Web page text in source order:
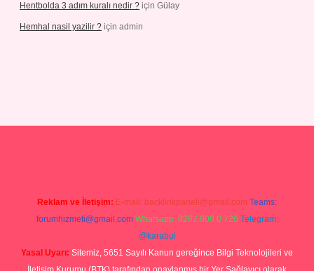
Hentbolda 3 adım kuralı nedir ? için Gülay
Hemhal nasil yazilir ? için admin
Reklam ve İletişim: E-mail: backlinkpaneli@gmail.com Teams:
forumhizmeti@gmail.com Whatsapp: 0262 606 0 726 Telegram:
@karabul
Yasal Uyarı: Sitemiz, 5651 Sayılı Kanun gereğince Bilgi Teknolojileri ve